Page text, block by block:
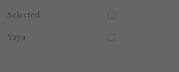
Selected
Yaya